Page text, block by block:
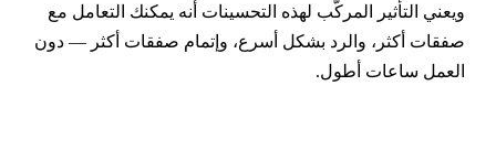
التأثير المركّب لهذه التحسينات أنه يمكنك التعامل مع
أكثر، والرد بشكل أسرع، وإتمام صفقات أكثر — دون
ساعات أطول.